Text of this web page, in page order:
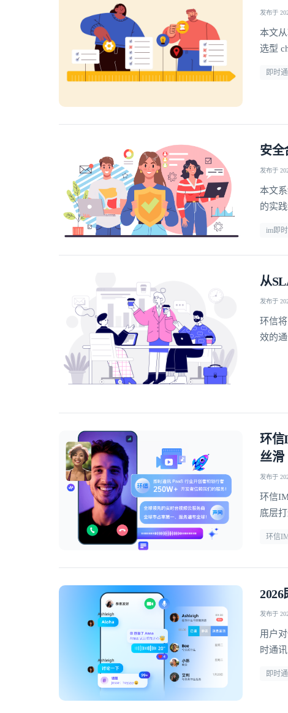
发布于
本文
选型
即时
安全
发布于
本文
的实
im即
从
发布于
环信
效的
环信
丝滑
发布于
环信
底层
环信
发布于
用户
时通
即时